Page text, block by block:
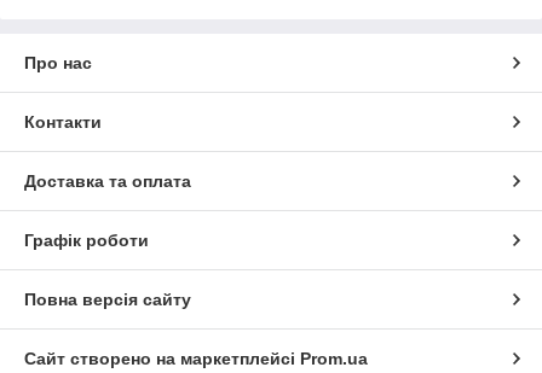
Про нас
Контакти
Доставка та оплата
Графік роботи
Повна версія сайту
Сайт створено на маркетплейсі Prom.ua